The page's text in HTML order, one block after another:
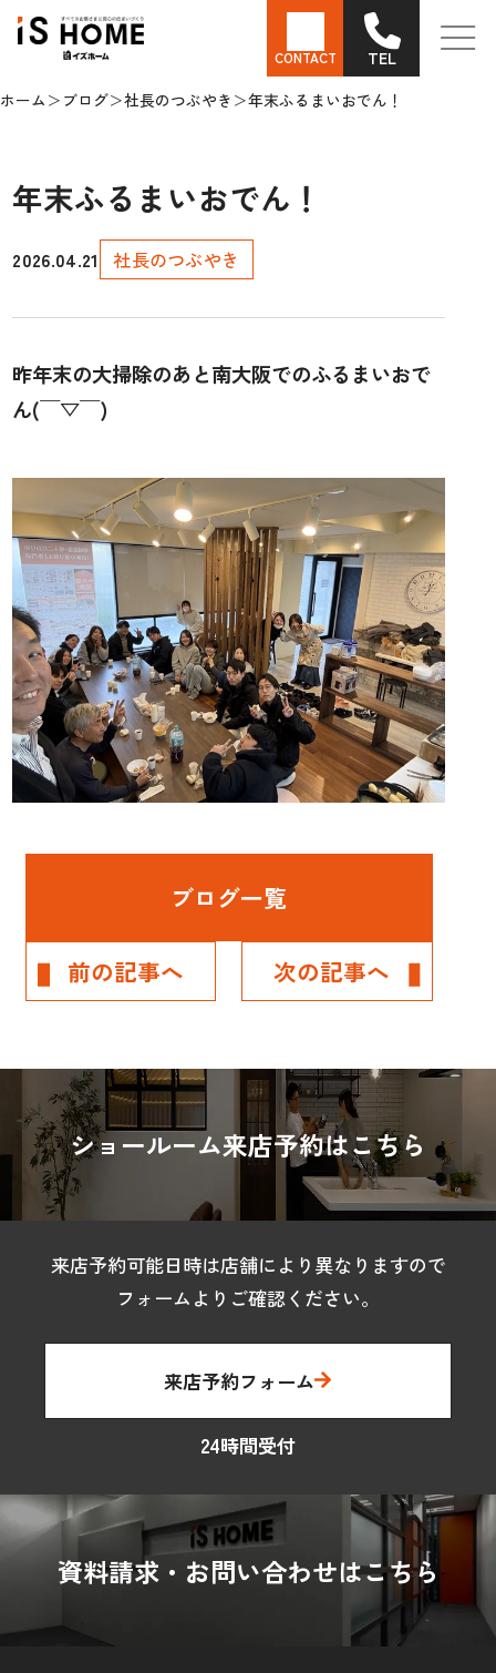
CONTACT
TEL
ホーム
ブログ 社長のつぶやき 年末ふるまいおでん！
年末ふるまいおでん！
2026.04.21 社長のつぶやき
昨年末の大掃除のあと南大阪でのふるまいおで
ん(￣▽￣)
前の記事へ
ブログ一覧
次の記事へ
ショールーム来店予約はこちら
来店予約可能日時は店舗により異なりますので
フォームよりご確認ください。
来店予約フォーム
24時間受付
資料請求・お問い合わせはこちら